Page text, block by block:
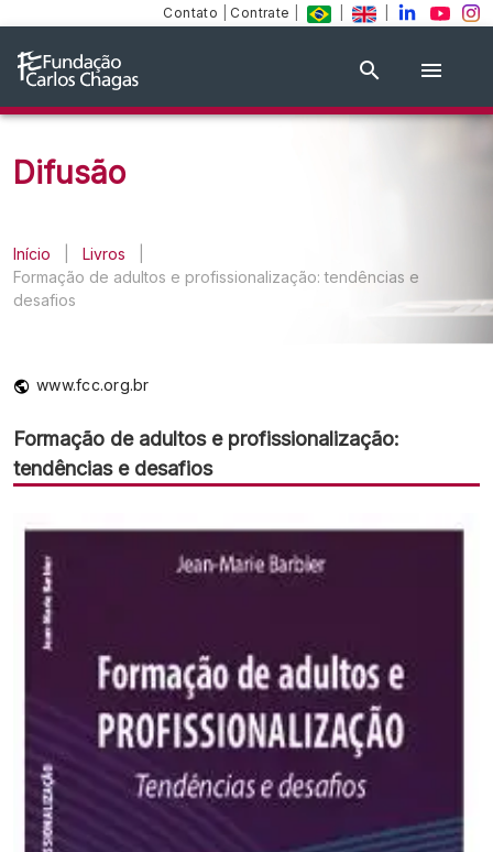
Contato Contrate
Difusão
Início Livros
Formação de adultos e profissionalização: tendências e
desafios
www.fcc.org.br
Formação de adultos e profissionalização:
tendências e desafios